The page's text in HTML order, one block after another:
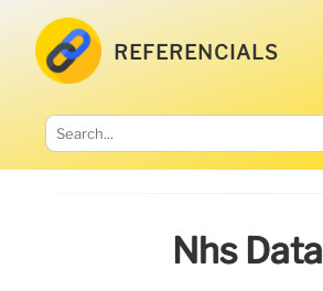
REFERENCIALS
Nhs Data